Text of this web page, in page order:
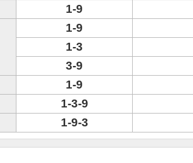
1-9
1-9
1-3
3-9
1-9
1-3-9
1-9-3